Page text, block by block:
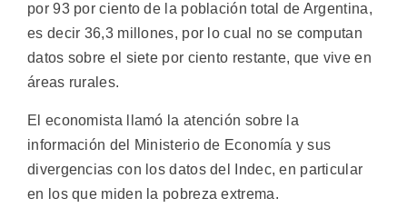
por 93 por ciento de la población total de Argentina,
es decir 36,3 millones, por lo cual no se computan
datos sobre el siete por ciento restante, que vive en
áreas rurales.
El economista llamó la atención sobre la
información del Ministerio de Economía y sus
divergencias con los datos del Indec, en particular
en los que miden la pobreza extrema.